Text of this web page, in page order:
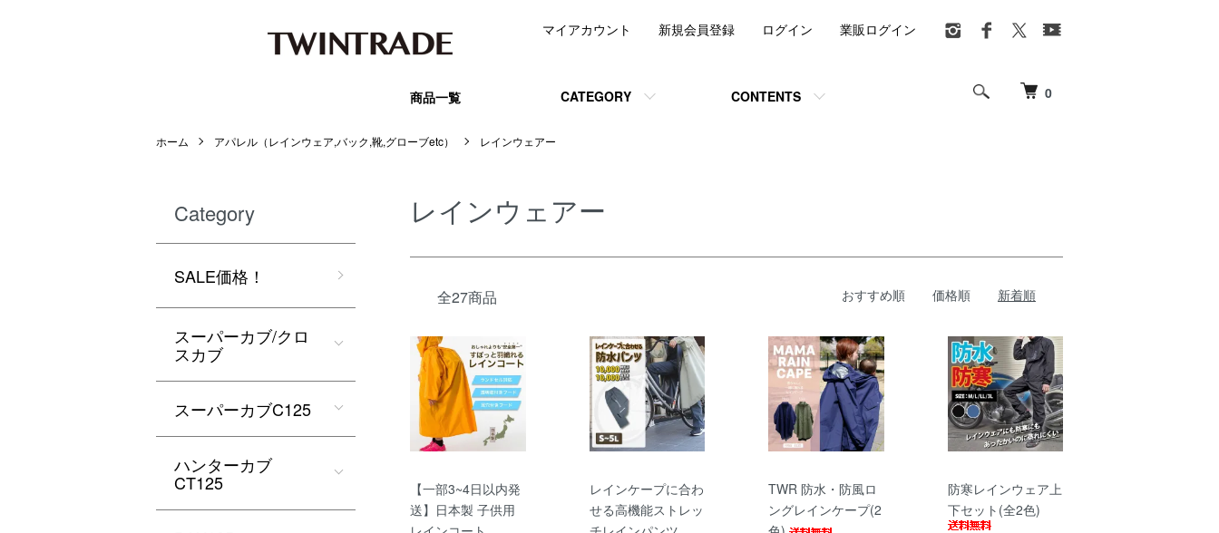
0
商品一覧 CATEGORY CONTENTS
マイアカウント 新規会員登録 ログイン 業販ログイン
ホーム アパレル（レインウェア,バック,靴,グローブetc） レインウェアー
レインウェアー
全27商品 おすすめ順 価格順 新着順
【一部3~4日以内発
送】日本製 子供用
レインケープに合わ
せる高機能ストレッ
TWR 防水・防風ロ
ングレインケープ(2
防寒レインウェア上
下セット(全2色)
Category
SALE価格！
スーパーカブ/クロ
スカブ
スーパーカブC125
ハンターカブ
CT125